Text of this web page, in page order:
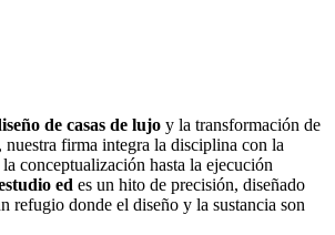
de casas de lujo y la transformación de
nuestra firma integra la disciplina con la
conceptualización hasta la ejecución
ed es un hito de precisión, diseñado
refugio donde el diseño y la sustancia son